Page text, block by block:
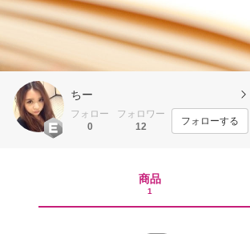
ちー
フォロー
0
フォロワー
12
フォローする
商品
1